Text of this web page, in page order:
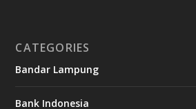
CATEGORIES
Bandar Lampung
Bank Indonesia